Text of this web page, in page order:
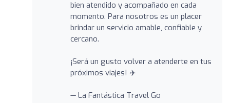
bien atendido y acompañado en cada
momento. Para nosotros es un placer
brindar un servicio amable, confiable y
cercano.
¡Será un gusto volver a atenderte en tus
próximos viajes! ✈️
— La Fantástica Travel Go